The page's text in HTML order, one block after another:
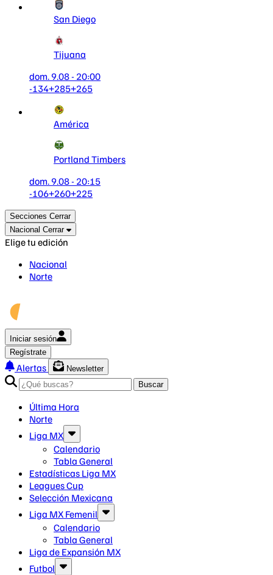
San Diego
Tijuana
dom. 9.08 - 20:00
-134+285+265
América
Portland Timbers
dom. 9.08 - 20:15
-106+260+225
Secciones Cerrar
Nacional Cerrar
Elige tu edición
Nacional
Norte
Iniciar sesión
Regístrate
Alertas
Newsletter
Buscar
Última Hora
Norte
Liga MX
Calendario
Tabla General
Estadísticas Liga MX
Leagues Cup
Selección Mexicana
Liga MX Femenil
Calendario
Tabla General
Liga de Expansión MX
Futbol